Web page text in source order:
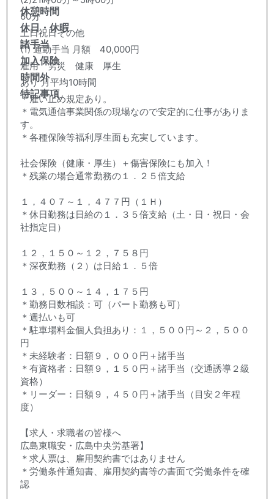
休憩時間
60分
休日・休暇
土日祝日その他
諸手当
(1) 通勤手当 月額 40,000円
加入保険
雇用 労災 健康 厚生
時間外
あり 月平均10時間
特記事項
＊雇い止め規定あり。
＊電気通信事業関係の現場なので安定的に仕事がありま
す。
＊各種保険等福利厚生面も充実しています。
社会保険（健康・厚生）＋傷害保険にも加入！
＊残業の場合通常勤務の１．２５倍支給
１，４０７～１，４７７円（１Ｈ）
＊休日勤務は日給の１．３５倍支給（土・日・祝日・会
社指定日）
１２，１５０～１２，７５８円
＊深夜勤務（２）は日給１．５倍
１３，５００～１４，１７５円
＊勤務日数相談：可（パート勤務も可）
＊週払いも可
＊駐車場料金個人負担あり：１，５００円～２，５００
円
＊未経験者：日額９，０００円＋諸手当
＊有資格者：日額９，１５０円＋諸手当（交通誘導２級
資格）
＊リーダー：日額９，４５０円＋諸手当（目安２年程
度）
【求人・求職者の皆様へ
広島東職安・広島中央労基署】
＊求人票は、雇用契約書ではありません
＊労働条件通知書、雇用契約書等の書面で労働条件を確
認